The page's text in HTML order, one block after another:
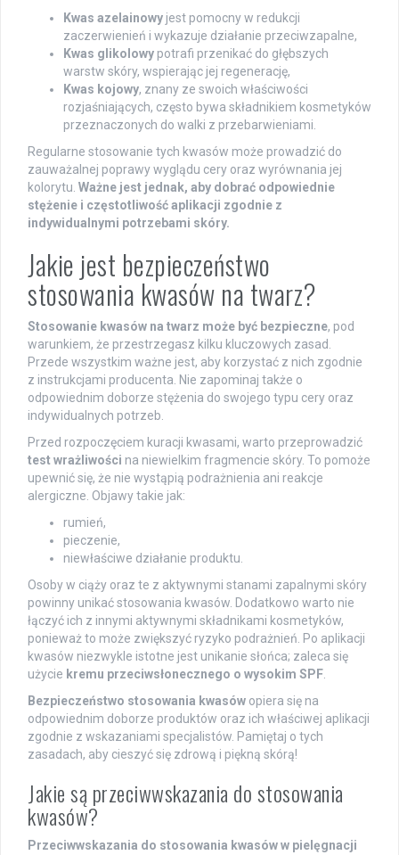
Kwas azelainowy jest pomocny w redukcji
zaczerwienień i wykazuje działanie przeciwzapalne,
Kwas glikolowy potrafi przenikać do głębszych
warstw skóry, wspierając jej regenerację,
Kwas kojowy, znany ze swoich właściwości
rozjaśniających, często bywa składnikiem kosmetyków
przeznaczonych do walki z przebarwieniami.
Regularne stosowanie tych kwasów może prowadzić do
zauważalnej poprawy wyglądu cery oraz wyrównania jej
kolorytu. Ważne jest jednak, aby dobrać odpowiednie
stężenie i częstotliwość aplikacji zgodnie z
indywidualnymi potrzebami skóry.
Jakie jest bezpieczeństwo
stosowania kwasów na twarz?
Stosowanie kwasów na twarz może być bezpieczne, pod
warunkiem, że przestrzegasz kilku kluczowych zasad.
Przede wszystkim ważne jest, aby korzystać z nich zgodnie
z instrukcjami producenta. Nie zapominaj także o
odpowiednim doborze stężenia do swojego typu cery oraz
indywidualnych potrzeb.
Przed rozpoczęciem kuracji kwasami, warto przeprowadzić
test wrażliwości na niewielkim fragmencie skóry. To pomoże
upewnić się, że nie wystąpią podrażnienia ani reakcje
alergiczne. Objawy takie jak:
rumień,
pieczenie,
niewłaściwe działanie produktu.
Osoby w ciąży oraz te z aktywnymi stanami zapalnymi skóry
powinny unikać stosowania kwasów. Dodatkowo warto nie
łączyć ich z innymi aktywnymi składnikami kosmetyków,
ponieważ to może zwiększyć ryzyko podrażnień. Po aplikacji
kwasów niezwykle istotne jest unikanie słońca; zaleca się
użycie kremu przeciwsłonecznego o wysokim SPF
Bezpieczeństwo stosowania kwasów opiera się na
odpowiednim doborze produktów oraz ich właściwej aplikacji
zgodnie z wskazaniami specjalistów. Pamiętaj o tych
zasadach, aby cieszyć się zdrową i piękną skórą!
Jakie są przeciwwskazania do stosowania
kwasów?
Przeciwwskazania do stosowania kwasów w pielęgnacji